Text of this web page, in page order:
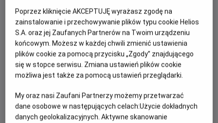
Christopher Lloyd, Michael J. Fox, Mary Steenburgen
W trzeciej części serii „Powrót do przyszłości” bohater
Marty McFly (Michael J. Fox) musi cofnąć się w czasie do
Dzikiego Zachodu z 1885 roku, aby uratować swojego
przyjaciela, doktora Browna (Christopher Lloyd), który, jak
się dowiedział, czeka na śmiertelny pojedynek z jednym z
okrutnych przodków złoczyńcy Biffa. Tymczasem doktor
Steenburgen).
Poprzez kliknięcie AKCEPTUJĘ wyrażasz zgodę na
zainstalowanie i przechowywanie plików typu cookie Helios
S.A. oraz jej Zaufanych Partnerów na Twoim urządzeniu
końcowym. Możesz w każdej chwili zmienić ustawienia
plików cookie za pomocą przycisku „Zgody” znajdującego
się w stopce serwisu. Zmiana ustawień plików cookie
możliwa jest także za pomocą ustawień przeglądarki.
My oraz nasi Zaufani Partnerzy możemy przetwarzać
dane osobowe w następujących celach:Użycie dokładnych
danych geolokalizacyjnych. Aktywne skanowanie